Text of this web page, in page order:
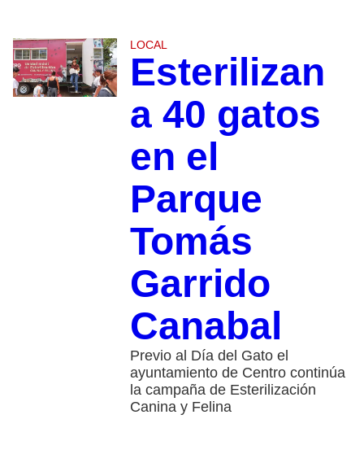
LOCAL
Esterilizan
a 40 gatos
en el
Parque
Tomás
Garrido
Canabal
Previo al Día del Gato el
ayuntamiento de Centro continúa
la campaña de Esterilización
Canina y Felina